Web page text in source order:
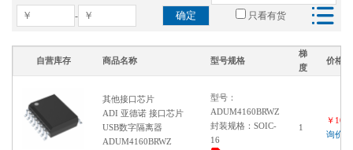
- 确定 只看有货
自营库存 商品名称 型号规格
梯
度
价格
其他接口芯片
ADI 亚德诺 接口芯片
USB数字隔离器
ADUM4160BRWZ
型号：
ADUM4160BRWZ
封装规格：SOIC-
16
1
￥
询价